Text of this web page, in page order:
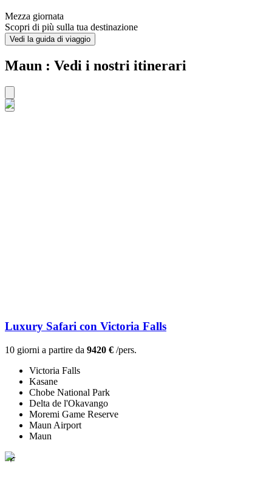
Mezza giornata
Scopri di più sulla tua destinazione
Vedi la guida di viaggio
Maun : Vedi i nostri itinerari
Luxury Safari con Victoria Falls
10 giorni a partire da 9420 € /pers.
Victoria Falls
Kasane
Chobe National Park
Delta de l'Okavango
Moremi Game Reserve
Maun Airport
Maun